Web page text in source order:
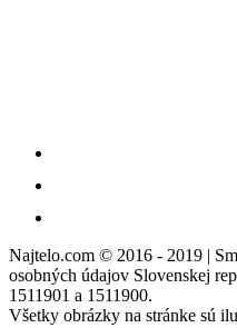
Najtelo.com © 2016 - 2019 |
osobných údajov Slovenskej
1511901 a 1511900.
Všetky obrázky na stránke sú